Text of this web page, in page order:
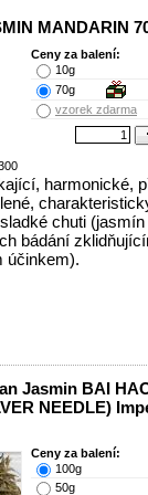
MANDARIN
Ceny za balení:
10g
70g
vzorek zdarma
harmonické,
chuti
bádání
účinkem).
Jasmin BAI
NEEDLE)
Ceny za balení:
100g
50g